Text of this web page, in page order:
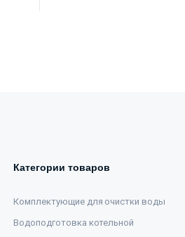
Категории товаров
Комплектующие для очистки воды
Водоподготовка котельной